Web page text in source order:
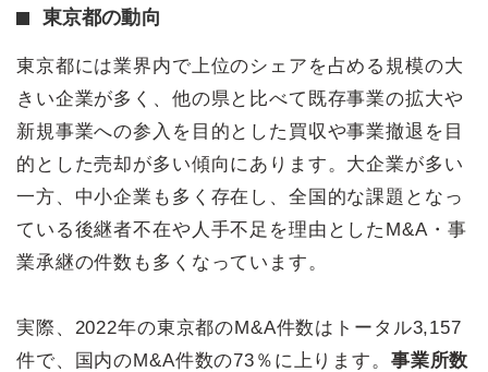
東京都の動向
東京都には業界内で上位のシェアを占める規模の大
きい企業が多く、他の県と比べて既存事業の拡大や
新規事業への参入を目的とした買収や事業撤退を目
的とした売却が多い傾向にあります。大企業が多い
一方、中小企業も多く存在し、全国的な課題となっ
ている後継者不在や人手不足を理由としたM&A・事
業承継の件数も多くなっています。
実際、2022年の東京都のM&A件数はトータル3,157
件で、国内のM&A件数の73％に上ります。 事業所数